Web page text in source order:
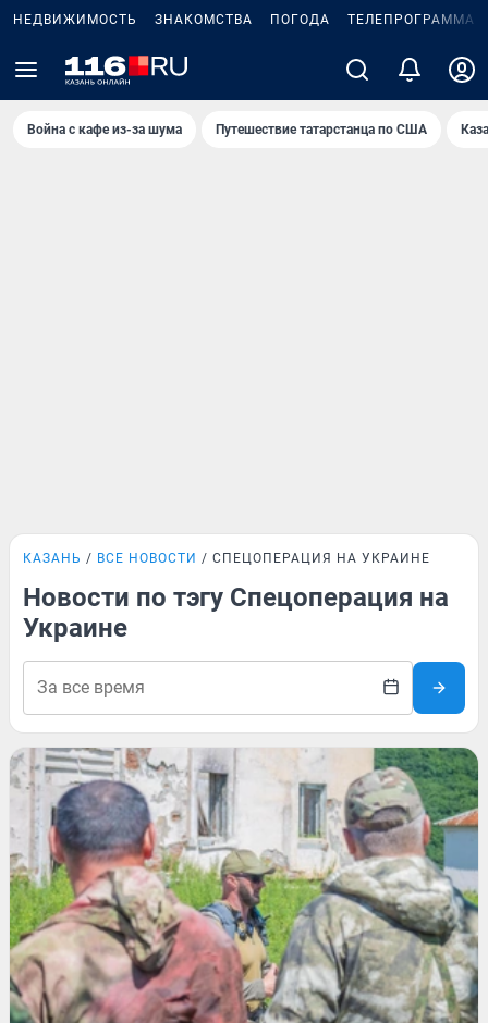
НЕДВИЖИМОСТЬ ЗНАКОМСТВА ПОГОДА ТЕЛЕПРОГРАММА
Война с кафе из-за шума Путешествие татарстанца по США
КАЗАНЬ ВСЕ НОВОСТИ СПЕЦОПЕРАЦИЯ НА УКРАИНЕ
Новости по тэгу Спецоперация на
Украине